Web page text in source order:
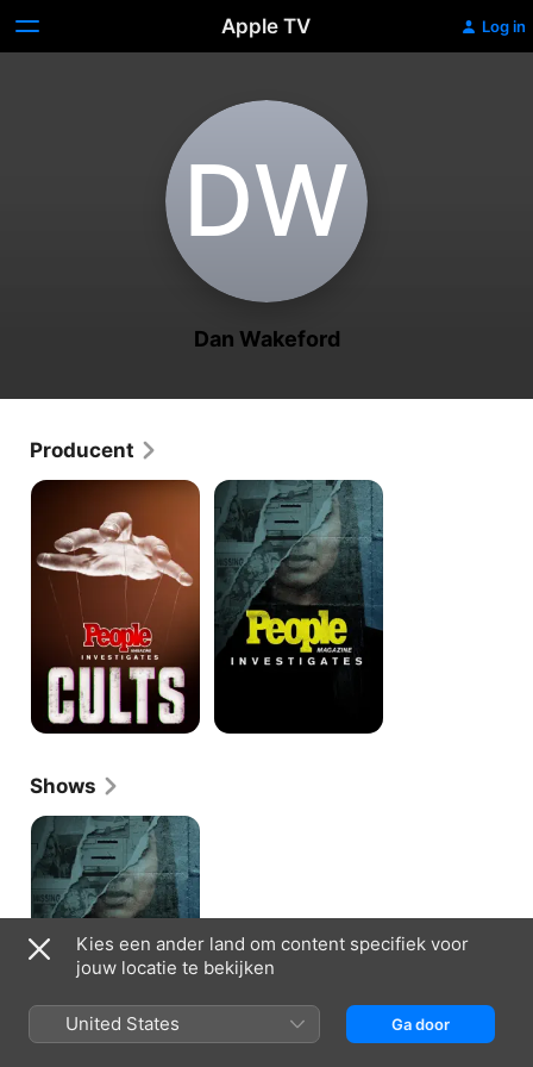
Apple TV Log in
D‌W
Dan Wakeford
Producent
People
Investigates:
Cults
People
Magazine
Investigates
Shows
People
Magazine
Investigates
Kies een ander land om content specifiek voor
jouw locatie te bekijken
United States Ga door